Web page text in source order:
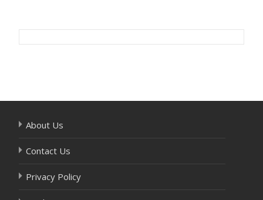
Post
About Us
Contact Us
Privacy Policy